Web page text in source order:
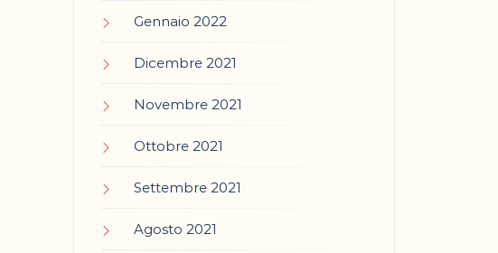
Gennaio 2022
Dicembre 2021
Novembre 2021
Ottobre 2021
Settembre 2021
Agosto 2021